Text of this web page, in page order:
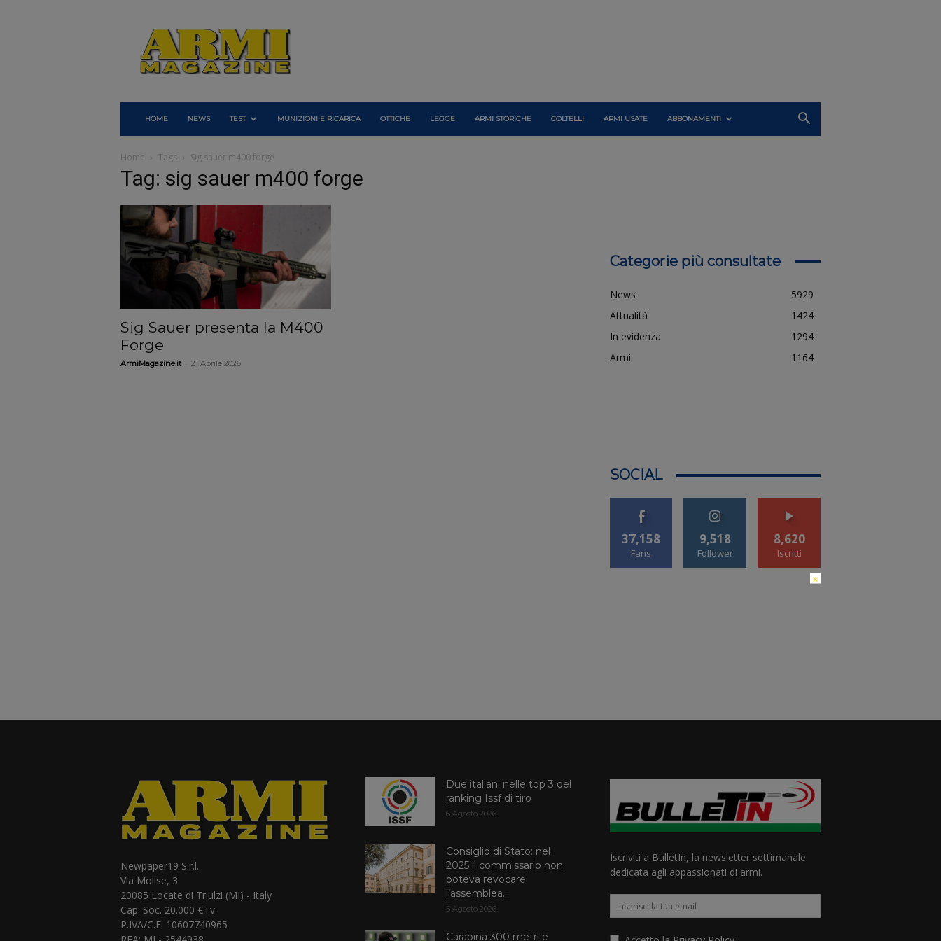
Armi
Magazine
HOME NEWS TEST MUNIZIONI E RICARICA OTTICHE LEGGE ARMI STORICHE COLTELLI ARMI USATE ABBONAMENTI
Home Tags Sig sauer m400 forge
Tag: sig sauer m400 forge
Sig Sauer presenta la M400
Forge
ArmiMagazine.it 21 Aprile 2026
Categorie più consultate
News
5929
Attualità
1424
In evidenza
1294
Armi
1164
SOCIAL
37,158
Fans
9,518
Follower
8,620
Iscritti
Newpaper19 S.r.l.
Via Molise, 3
20085 Locate di Triulzi (MI) - Italy
Cap. Soc. 20.000 € i.v.
P.IVA/C.F. 10607740965
Due italiani nelle top 3 del
ranking Issf di tiro
6 Agosto 2026
Consiglio di Stato: nel
2025 il commissario non
poteva revocare
l’assemblea...
5 Agosto 2026
Carabina 300 metri e
Iscriviti a BulletIn, la newsletter settimanale
dedicata agli appassionati di armi.
×